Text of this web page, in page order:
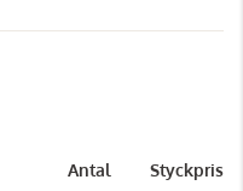
Antal Styckpris